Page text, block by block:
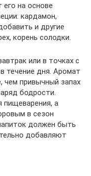
на основе
кардамон,
и другие
корень солодки.
или в точках с
течение дня. Аромат
чем привычный запах
бодрости.
пищеварения, а
в сезон
должен быть
добавляют